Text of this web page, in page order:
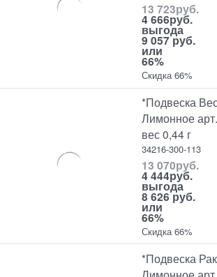
13 723руб.
4 666руб.
выгода
9 057 руб.
или
66%
Скидка 66%
*Подвеска
Лимонное
вес 0,44 г
34216-300-113
13 070руб.
4 444руб.
выгода
8 626 руб.
или
66%
Скидка 66%
*Подвеска